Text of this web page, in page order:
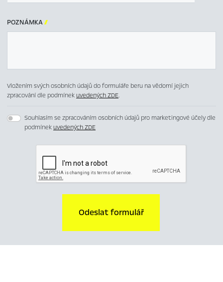
POZNÁMKA
Vložením svých osobních údajů do formuláře beru na vědomí jejich
zpracování dle podmínekuvedených ZDE.
Souhlasím se zpracováním osobních údajů pro marketingové účely dle
podmínekuvedených ZDE
Odeslat formulář